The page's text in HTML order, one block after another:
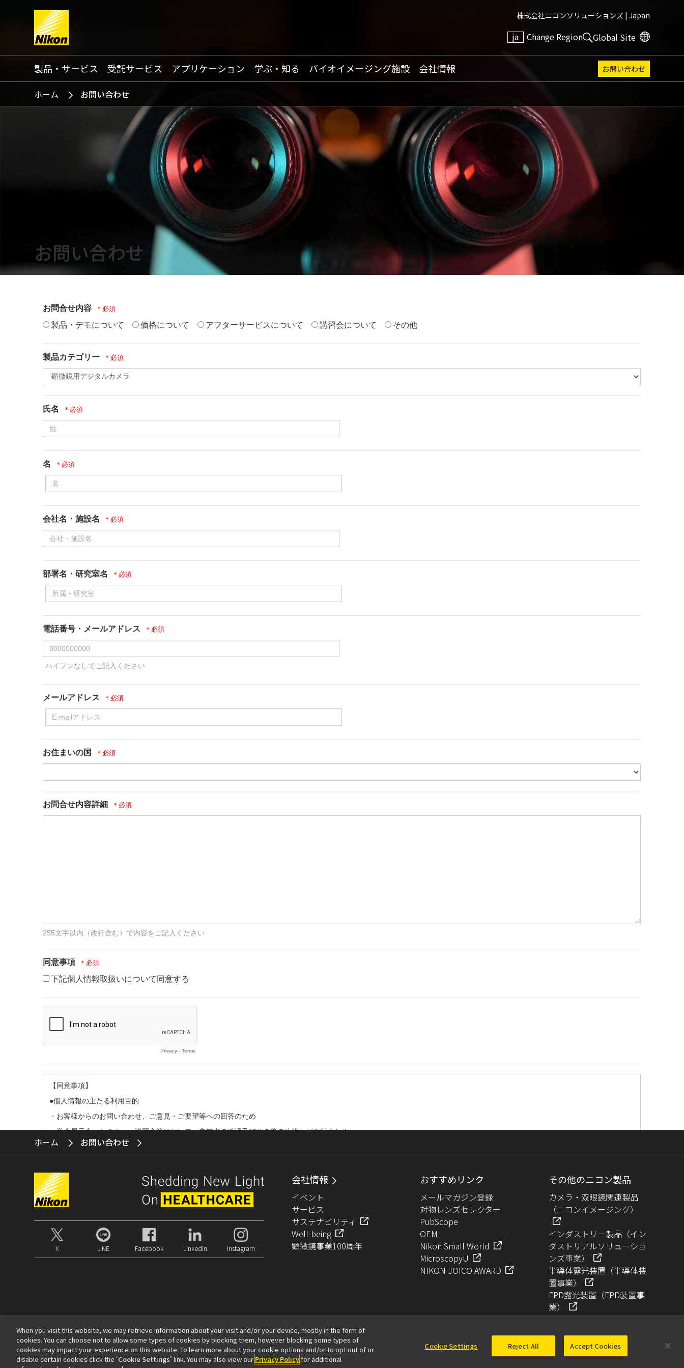
株式会社ニコンソリューションズ | Japan
ja Change Region Global Site
Search keyword(s)
製品・サービス 受託サービス アプリケーション 学ぶ・知る バイオイメージング施設 会社情報 お問い合わせ
ホーム お問い合わせ
お問い合わせ
ホーム お問い合わせ
X LINE Facebook LinkedIn Instagram
会社情報
イベント
サービス
サステナビリティ
Well-being
顕微鏡事業100周年
おすすめリンク
メールマガジン登録
対物レンズセレクター
PubScope
OEM
Nikon Small World
MicroscopyU
NIKON JOICO AWARD
その他のニコン製品
カメラ・双眼鏡関連製品
（ニコンイメージング）
インダストリー製品（イン
ダストリアルソリューショ
ンズ事業）
半導体露光装置（半導体装
置事業）
FPD露光装置（FPD装置事
業）
お問い合わせサイトマップ個人情報保護についてソフトウェア脆弱性に関する情報 利用規程 © 2026 Nikon Solutions Co., Ltd.
When you visit this website, we may retrieve information about your visit and/or your device, mostly in the form of
cookies. You can choose not to allow some types of cookies by blocking them, however blocking some types of
cookies may impact your experience on this website. To learn more about your cookie options and/or to opt out of or
disable certain cookies click the ‘Cookie Settings’ link. You may also view our Privacy Policyfor additional
Cookie Settings Reject All Accept Cookies